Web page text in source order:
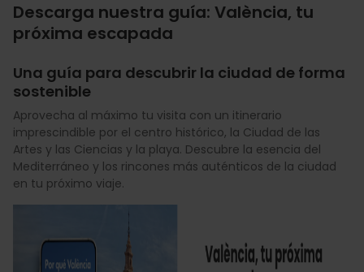
Descarga nuestra guía: València, tu
próxima escapada
Una guía para descubrir la ciudad de forma
sostenible
Aprovecha al máximo tu visita con un itinerario
imprescindible por el centro histórico, la Ciudad de las
Artes y las Ciencias y la playa. Descubre la esencia del
Mediterráneo y los rincones más auténticos de la ciudad
en tu próximo viaje.